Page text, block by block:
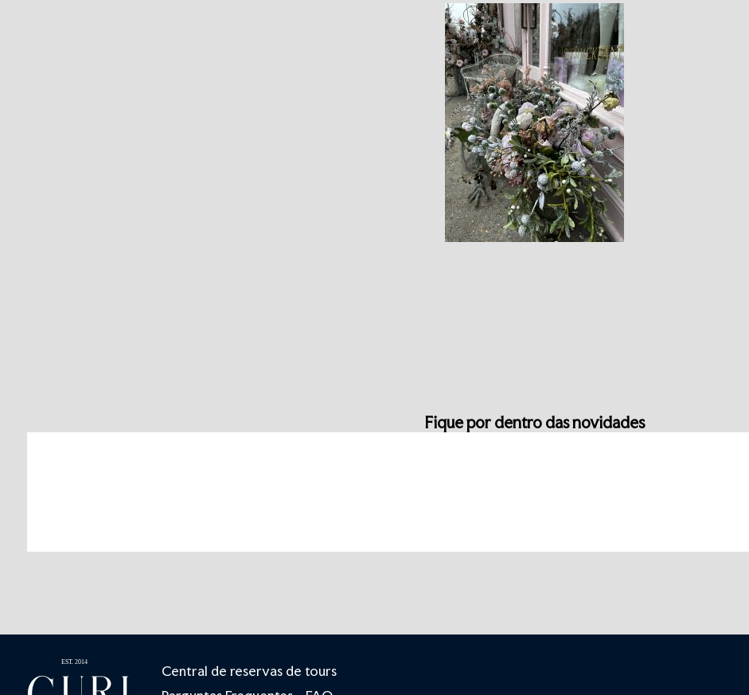
Fique por dentro das novidades
Central de reservas de tours